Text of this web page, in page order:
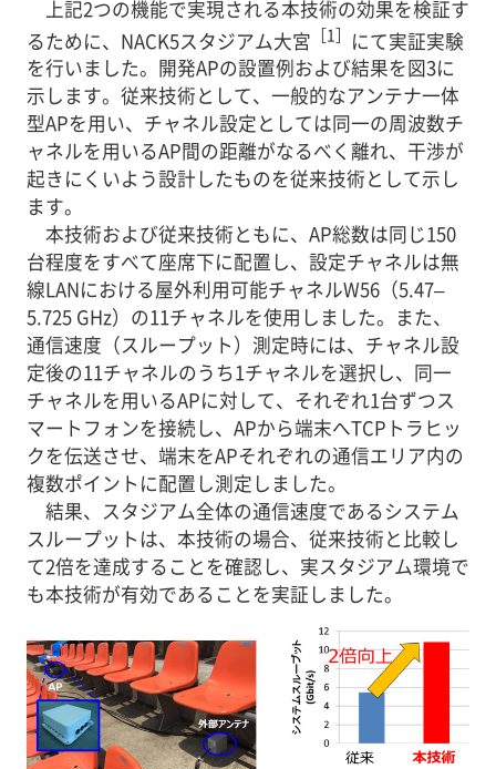
上記2つの機能で実現される本技術の効果を検証す
るために、NACK5スタジアム大宮 ［1］ にて実証実験
を行いました。開発APの設置例および結果を図3に
示します。従来技術として、一般的なアンテナ一体
型APを用い、チャネル設定としては同一の周波数チ
ャネルを用いるAP間の距離がなるべく離れ、干渉が
起きにくいよう設計したものを従来技術として示し
ます。
本技術および従来技術ともに、AP総数は同じ150
台程度をすべて座席下に配置し、設定チャネルは無
線LANにおける屋外利用可能チャネルW56（5.47–
5.725 GHz）の11チャネルを使用しました。また、
通信速度（スループット）測定時には、チャネル設
定後の11チャネルのうち1チャネルを選択し、同一
チャネルを用いるAPに対して、それぞれ1台ずつス
マートフォンを接続し、APから端末へTCPトラヒッ
クを伝送させ、端末をAPそれぞれの通信エリア内の
複数ポイントに配置し測定しました。
結果、スタジアム全体の通信速度であるシステム
スループットは、本技術の場合、従来技術と比較し
て2倍を達成することを確認し、実スタジアム環境で
も本技術が有効であることを実証しました。